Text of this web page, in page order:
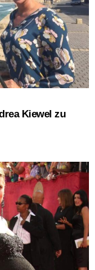
Kiewel zu